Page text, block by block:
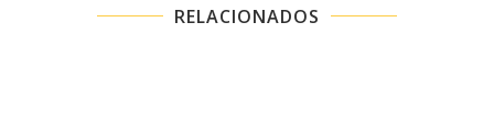
RELACIONADOS